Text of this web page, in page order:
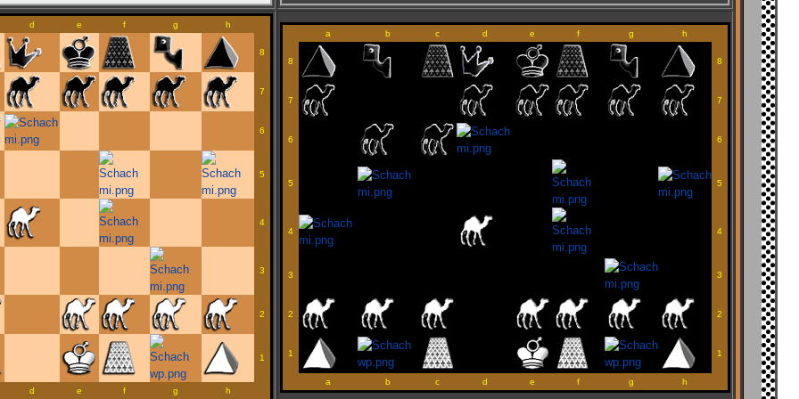
d e f g h
8
7
6
5
4
3
2
1
d e f g h
a b c d e f g h
8 8
7 7
6 6
5 5
4 4
3 3
2 2
1 1
a b c d e f g h